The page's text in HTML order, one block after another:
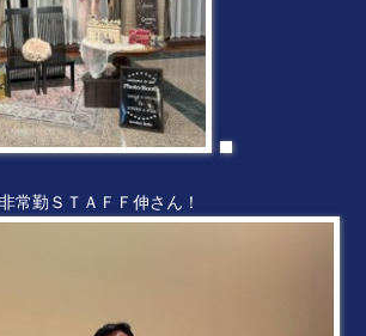
常勤ＳＴＡＦＦ伸さん！